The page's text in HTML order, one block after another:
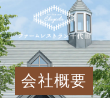
会社概要